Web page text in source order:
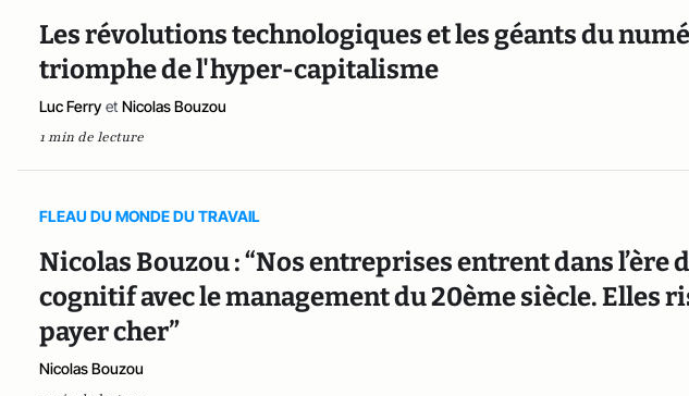
Les révolutions technologiques et les géants du
triomphe de l'hyper-capitalisme
Luc Ferry et Nicolas Bouzou
1 min de lecture
FLEAU DU MONDE DU TRAVAIL
Nicolas Bouzou : “Nos entreprises entrent dans l’ère
cognitif avec le management du 20ème siècle. Elles
payer cher”
Nicolas Bouzou